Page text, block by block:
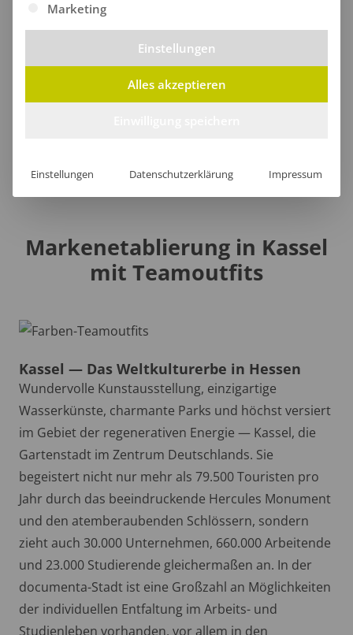
Warnschutz-Pullover
Taschen
Markenetablierung in Kassel
mit Teamoutfits
Kassel — Das Weltkulturerbe in Hessen
Wundervolle Kunstausstellung, einzigartige
Wasserkünste, charmante Parks und höchst versiert
im Gebiet der regenerativen Energie — Kassel, die
Gartenstadt im Zentrum Deutschlands. Sie
begeistert nicht nur mehr als 79.500 Touristen pro
Jahr durch das beeindruckende Hercules Monument
und den atemberaubenden Schlössern, sondern
zieht auch 30.000 Unternehmen, 660.000 Arbeitende
und 23.000 Studierende gleichermaßen an. In der
documenta-Stadt ist eine Großzahl an Möglichkeiten
der individuellen Entfaltung im Arbeits- und
Studienleben vorhanden, vor allem in den
Marketing
Einstellungen
Alles akzeptieren
Einstellungen Datenschutzerklärung Impressum